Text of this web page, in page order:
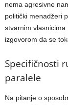
nema agresivne
politički menadžeri
stvarnim
izgovorom da se
Specifičnosti
paralele
Na pitanje o